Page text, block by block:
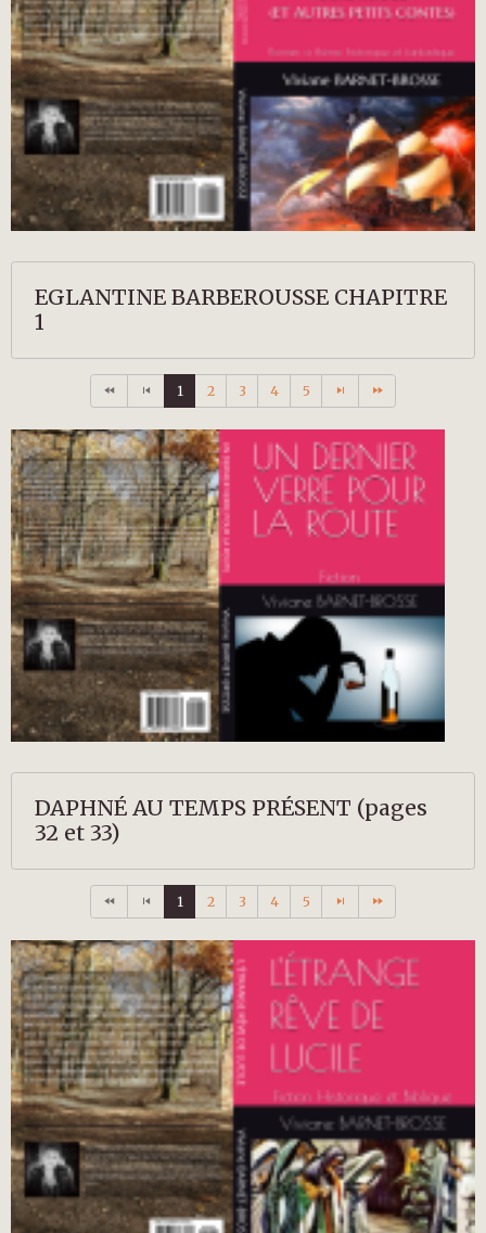
EGLANTINE BARBEROUSSE CHAPITRE
1
1 2 3 4 5
DAPHNÉ AU TEMPS PRÉSENT (pages
32 et 33)
1 2 3 4 5